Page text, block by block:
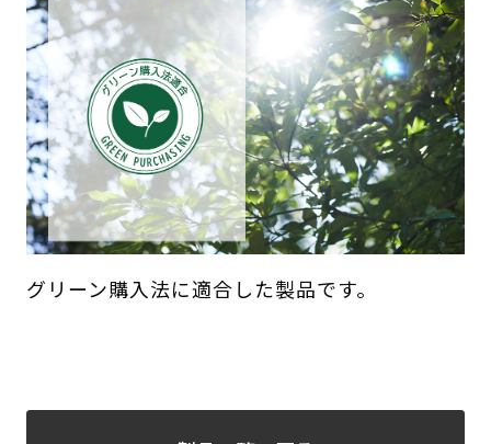
グリーン購入法に適合した製品です。